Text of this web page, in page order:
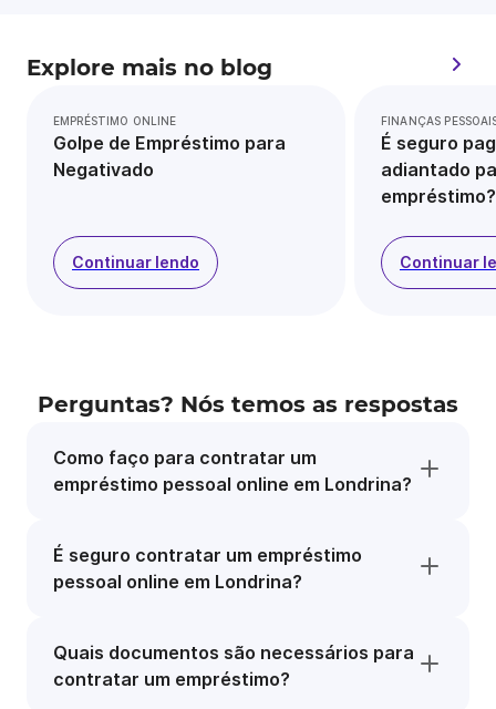
Explore mais no blog
EMPRÉSTIMO ONLINE
Golpe de Empréstimo para
Negativado
Continuar lendo
FINANÇAS
É seguro
adiantado
empréstimo?
Continuar
Perguntas? Nós temos as respostas
Como faço para contratar um
empréstimo pessoal online em Londrina?
É seguro contratar um empréstimo
pessoal online em Londrina?
Quais documentos são necessários para
contratar um empréstimo?